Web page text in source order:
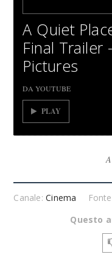
A Quiet
Final Trailer
Pictures
DA YOUTUBE
PLAY
Canale:Cinema
Questo